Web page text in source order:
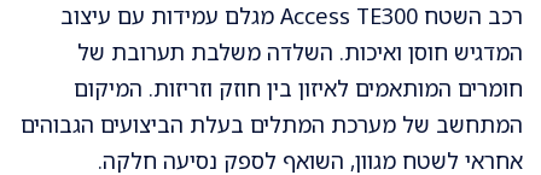
רכב השטח Access TE300 מגלם עמידות עם עיצוב
המדגיש חוסן ואיכות. השלדה משלבת תערובת של
חומרים המותאמים לאיזון בין חוזק וזריזות. המיקום
המתחשב של מערכת המתלים בעלת הביצועים הגבוהים
אחראי לשטח מגוון, השואף לספק נסיעה חלקה.